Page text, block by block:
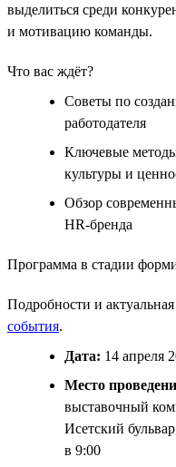
выделиться среди
и мотивацию команды.
Что вас ждёт?
Советы по
работодателя
Ключевые
культуры и
Обзор
HR-бренда
Программа в стадии
Подробности и
события.
Дата: 14 апреля
Место
выставочный
Исетский
в 9:00